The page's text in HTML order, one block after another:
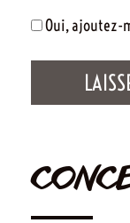
Oui, ajoutez-